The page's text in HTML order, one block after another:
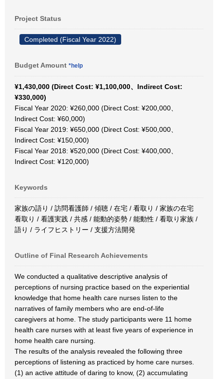
Project Status
Completed (Fiscal Year 2022)
Budget Amount *help
¥1,430,000 (Direct Cost: ¥1,100,000、Indirect Cost:
¥330,000)
Fiscal Year 2020: ¥260,000 (Direct Cost: ¥200,000、
Indirect Cost: ¥60,000)
Fiscal Year 2019: ¥650,000 (Direct Cost: ¥500,000、
Indirect Cost: ¥150,000)
Fiscal Year 2018: ¥520,000 (Direct Cost: ¥400,000、
Indirect Cost: ¥120,000)
Keywords
家族の語り / 訪問看護師 / 傾聴 / 在宅 / 看取り / 家族の在宅
看取り / 看護実践 / 共感 / 能動的姿勢 / 能動性 / 看取り家族 /
語り / ライフヒストリー / 支援方法開発
Outline of Final Research Achievements
We conducted a qualitative descriptive analysis of
perceptions of nursing practice based on the experiential
knowledge that home health care nurses listen to the
narratives of family members who are end-of-life
caregivers at home. The study participants were 11 home
health care nurses with at least five years of experience in
home health care nursing.
The results of the analysis revealed the following three
perceptions of listening as practiced by home care nurses.
(1) an active attitude of daring to know, (2) accumulating